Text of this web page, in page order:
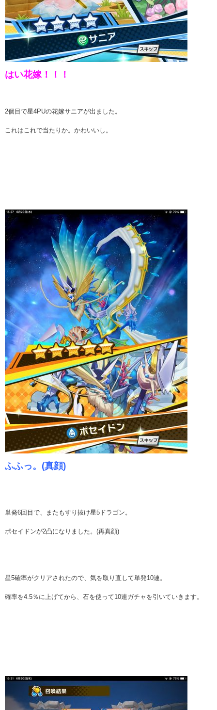
はい花嫁！！！
2個目で星4PUの花嫁サニアが出ました。
これはこれで当たりか。かわいいし。
ふふっ。(真顔)
単発6回目で、またもすり抜け星5ドラゴン。
ポセイドンが2凸になりました。(再真顔)
星5確率がクリアされたので、気を取り直して単発10連。
確率を4.5％に上げてから、石を使って10連ガチャを引いていきます。